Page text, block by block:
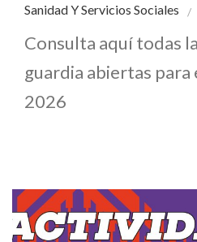
Sanidad Y Servicios Sociales
Consulta aquí todas
guardia abiertas para
2026